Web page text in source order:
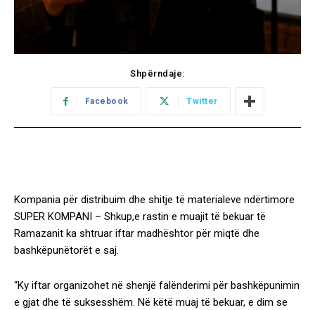
Shpërndaje:
Facebook Twitter
Kompania për distribuim dhe shitje të materialeve ndërtimore
SUPER KOMPANI – Shkup,e rastin e muajit të bekuar të
Ramazanit ka shtruar iftar madhështor për miqtë dhe
bashkëpunëtorët e saj.
“Ky iftar organizohet në shenjë falënderimi për bashkëpunimin
e gjat dhe të suksesshëm. Në këtë muaj të bekuar, e dim se